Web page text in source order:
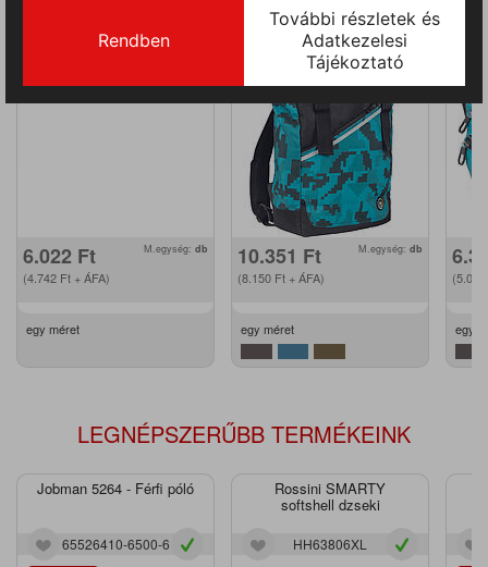
9930000999999
6.022 Ft
(4.742 Ft + ÁFA)
M.egység: db
egy méret
9999029255999
10.351 Ft
(8.150 Ft + ÁFA)
M.egység: db
egy méret
(5.033
egy
LEGNÉPSZERŰBB TERMÉKEINK
Jobman 5264 - Férfi póló
65526410-6500-6
Rossini SMARTY
softshell dzseki
HH63806XL